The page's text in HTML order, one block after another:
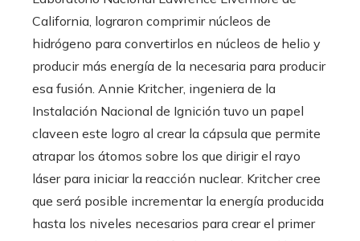
California, lograron comprimir núcleos de
hidrógeno para convertirlos en núcleos de helio y
producir más energía de la necesaria para producir
esa fusión. Annie Kritcher, ingeniera de la
Instalación Nacional de Ignición tuvo un papel
claveen este logro al crear la cápsula que permite
atrapar los átomos sobre los que dirigir el rayo
láser para iniciar la reacción nuclear. Kritcher cree
que será posible incrementar la energía producida
hasta los niveles necesarios para crear el primer